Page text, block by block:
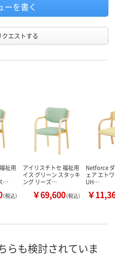
ーを書く
クエストする
祉用
…
（税込）
アイリスチトセ 福祉用
イス グリーン スタッキ
ング リーズ…
￥69,600（税込）
Netforce
ェア エト
UH…
￥
らも検討されていま